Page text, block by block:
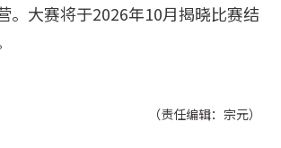
。大赛将于2026年10月揭晓比赛结
（责任编辑：宗元）